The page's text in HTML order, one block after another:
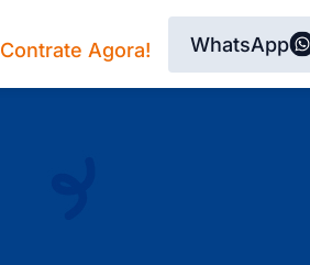
Contrate Agora! WhatsApp